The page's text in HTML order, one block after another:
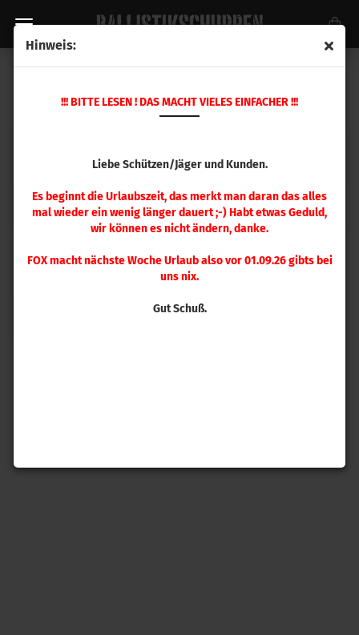
Hinweis:
!!! BITTE LESEN ! DAS MACHT VIELES EINFACHER !!!
Liebe Schützen/Jäger und Kunden.
Es beginnt die Urlaubszeit, das merkt man daran das alles
mal wieder ein wenig länger dauert ;-) Habt etwas Geduld,
wir können es nicht ändern, danke.
FOX macht nächste Woche Urlaub also vor 01.09.26 gibts bei
uns nix.
Gut Schuß.
MTM Kurzwaffe MTM Langwaffe